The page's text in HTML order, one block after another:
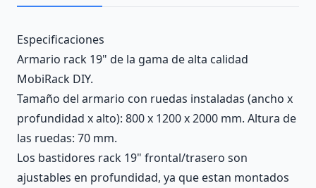
Description
Especificaciones
Armario rack 19" de la gama de alta calidad
MobiRack DIY.
Tamaño del armario con ruedas instaladas (ancho x
profundidad x alto): 800 x 1200 x 2000 mm. Altura de
las ruedas: 70 mm.
Los bastidores rack 19" frontal/trasero son
ajustables en profundidad, ya que estan montados